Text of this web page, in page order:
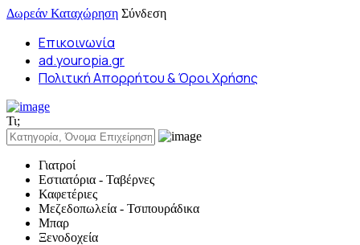
Δωρεάν Καταχώρηση Σύνδεση
Επικοινωνία
ad.youropia.gr
Πολιτική Απορρήτου & Όροι Χρήσης
Τι;
Γιατροί
Εστιατόρια - Ταβέρνες
Καφετέριες
Μεζεδοπωλεία - Τσιπουράδικα
Μπαρ
Ξενοδοχεία